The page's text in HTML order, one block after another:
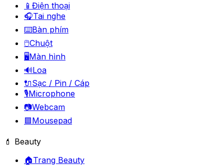
📱 Điện thoại
🎧Tai nghe
⌨️Bàn phím
🖱️Chuột
🖥️Màn hình
🔊Loa
🔌Sạc / Pin / Cáp
🎙️Microphone
📷Webcam
🟪Mousepad
💄 Beauty
🏠Trang Beauty